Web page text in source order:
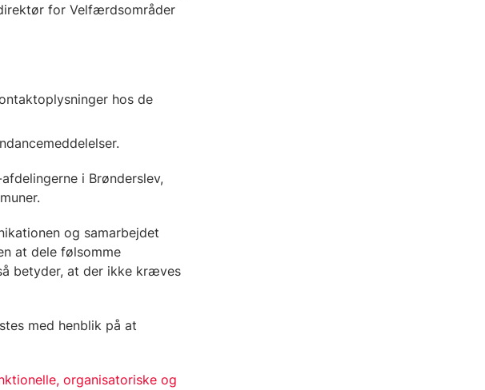
for Velfærdsområder
hos de
i Brønderslev,
og samarbejdet
at dele følsomme
betyder, at der ikke kræves
med henblik på at
organisatoriske og